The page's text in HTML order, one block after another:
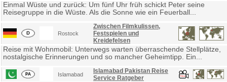
Einmal Wüste und zurück: Um fünf Uhr früh schickt Peter seine
Reisegruppe in die Wüste. Als die Sonne wie ein Feuerball...
Rostock
Zwischen Filmkulissen,
Festspielen und
Kreidefelsen
Reise mit Wohnmobil: Unterwegs warten überraschende Stellplätze,
nostalgische Erinnerungen und so mancher Geheimtipp. Ein...
Islamabad
Islamabad Pakistan Reise
Service Ratgeber